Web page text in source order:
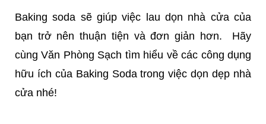
Baking soda sẽ giúp việc lau dọn nhà cửa của
bạn trở nên thuận tiện và đơn giản hơn. Hãy
cùng Văn Phòng Sạch tìm hiểu về các công dụng
hữu ích của Baking Soda trong việc dọn dẹp nhà
cửa nhé!